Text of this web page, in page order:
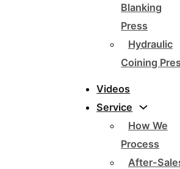
Blanking
Press
Hydraulic
Coining
Videos
Service
How We
Process
After-